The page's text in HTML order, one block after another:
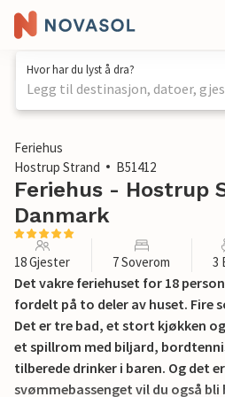
Hvor har du lyst å dra?
Legg til destinasjon, datoer,
1 / 29
Feriehus
Hostrup Strand
B51412
Feriehus - Hostrup
Danmark
18 Gjester 7 Soverom 3
Det vakre feriehuset for 18
fordelt på to deler av huset. Fire
Det er tre bad, et stort kjøkken
et spillrom med biljard,
tilberede drinker i baren. Og det
svømmebassenget vil du også